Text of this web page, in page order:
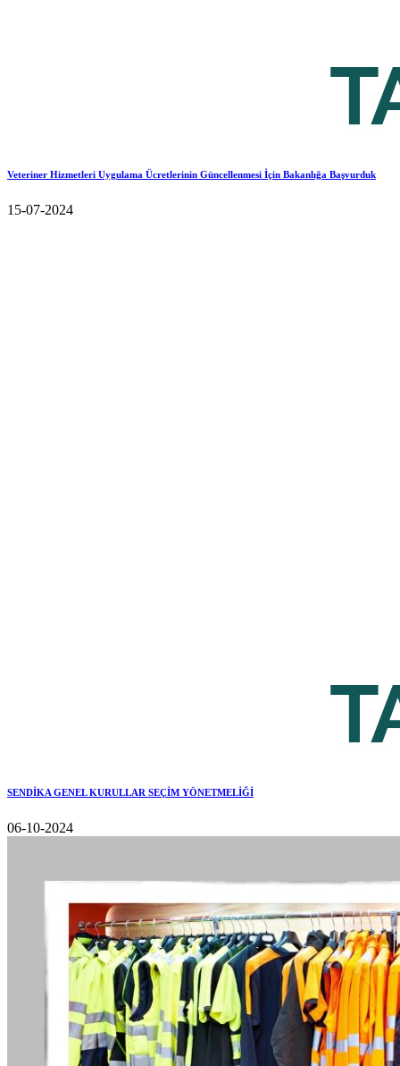
Veteriner Hizmetleri Uygulama Ücretlerinin Güncellenmesi İçin Bakanlığa Başvurduk
15-07-2024
SENDİKA GENEL KURULLAR SEÇİM YÖNETMELİĞİ
06-10-2024